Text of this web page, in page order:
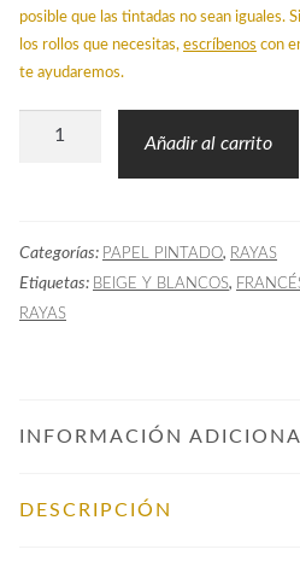
posible que las tintadas no sean iguales.
los rollos que necesitas, escríbenos con
te ayudaremos.
Papel
Piedra
cantidad
Añadir al carrito
Categorías: PAPEL PINTADO, RAYAS
Etiquetas: BEIGE Y BLANCOS,
RAYAS
INFORMACIÓN
DESCRIPCIÓN